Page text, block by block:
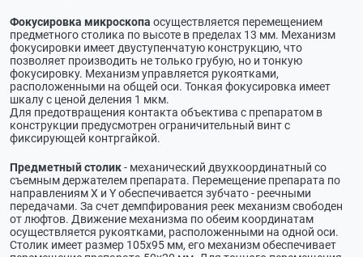
Фокусировка микроскопа осуществляется перемещением
предметного столика по высоте в пределах 13 мм. Механизм
фокусировки имеет двуступенчатую конструкцию, что
позволяет производить не только грубую, но и тонкую
фокусировку. Механизм управляется рукоятками,
расположенными на общей оси. Тонкая фокусировка имеет
шкалу с ценой деления 1 мкм.
Для предотвращения контакта объектива с препаратом в
конструкции предусмотрен ограничительный винт с
фиксирующей контргайкой.
Предметный столик- механический двухкоординатный со
съемным держателем препарата. Перемещение препарата по
направлениям X и Y обеспечивается зубчато - реечными
передачами. За счет демпфирования реек механизм свободен
от люфтов. Движение механизма по обеим координатам
осуществляется рукоятками, расположенными на одной оси.
Столик имеет размер 105х95 мм, его механизм обеспечивает